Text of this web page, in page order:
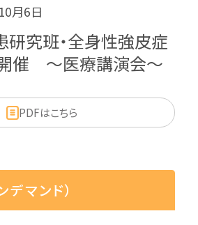
月6日
研究班・全身性強皮症
催 ～医療講演会～
PDFはこちら
マンド）